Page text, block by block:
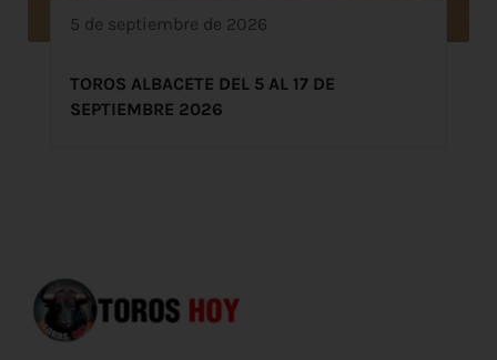
5 de septiembre de 2026
TOROS ALBACETE DEL 5 AL 17 DE
SEPTIEMBRE 2026